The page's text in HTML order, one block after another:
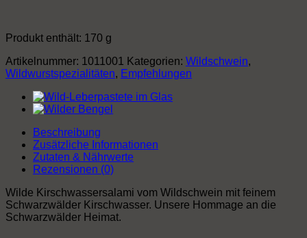
Produkt enthält: 170 g
Artikelnummer: 1011001 Kategorien: Wildschwein,
Wildwurstspezialitäten, Empfehlungen
Beschreibung
Zusätzliche Informationen
Zutaten & Nährwerte
Rezensionen (0)
Wilde Kirschwassersalami vom Wildschwein mit feinem
Schwarzwälder Kirschwasser. Unsere Hommage an die
Schwarzwälder Heimat.